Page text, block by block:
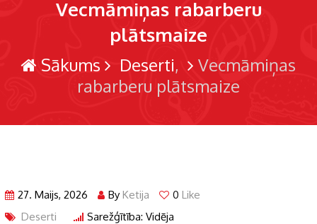
Vecmāmiņas rabarberu
plātsmaize
Sākums Deserti
Vecmāmiņas
rabarberu plātsmaize
27. Maijs, 2026 By Ketija 0 Like
Deserti
Sarežģītība: Vidēja